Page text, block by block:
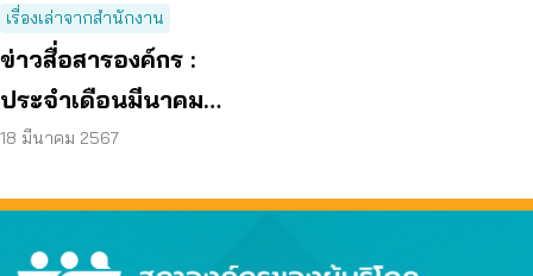
เรื่องเล่าจากสำนักงาน
ข่าวสื่อสารองค์กร :
ประจำเดือนมีนาคม
2567
18 มีนาคม 2567